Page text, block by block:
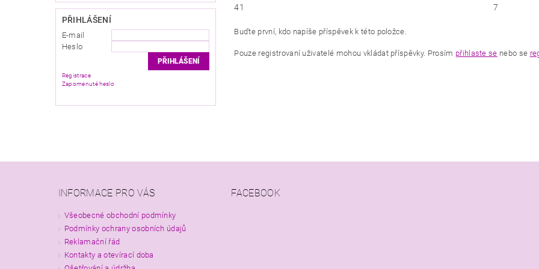
PŘIHLÁŠENÍ
E-mail
Heslo
Registrace
Zapomenuté heslo
41
7
Buďte první, kdo napíše příspěvek k této položce.
Pouze registrovaní uživatelé mohou vkládat příspěvky. Prosím přihlaste se nebo se
INFORMACE PRO VÁS
Všeobecné obchodní podmínky
Podmínky ochrany osobních údajů
Reklamační řád
Kontakty a otevírací doba
FACEBOOK